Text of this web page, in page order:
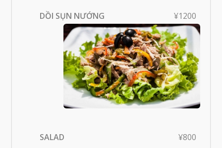
DỒI SỤN NƯỚNG ¥1200
SALAD ¥800